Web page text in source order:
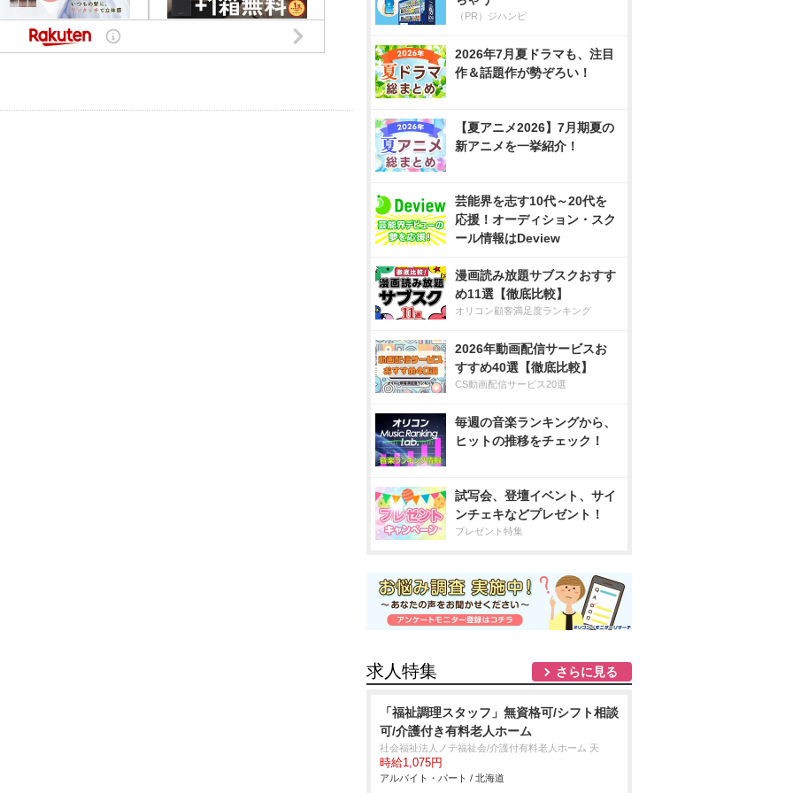
（PR）ジハンピ
2026年7月夏ドラマも、注目
作＆話題作が勢ぞろい！
【夏アニメ2026】7月期夏の
新アニメを一挙紹介！
芸能界を志す10代～20代を
応援！オーディション・スク
ール情報はDeview
漫画読み放題サブスクおすす
め11選【徹底比較】
オリコン顧客満足度ランキング
2026年動画配信サービスお
すすめ40選【徹底比較】
CS動画配信サービス20選
毎週の音楽ランキングから、
ヒットの推移をチェック！
試写会、登壇イベント、サイ
ンチェキなどプレゼント！
プレゼント特集
求人特集 さらに見る
「福祉調理スタッフ」無資格可/シフト相談
可/介護付き有料老人ホーム
社会福祉法人ノテ福祉会/介護付有料老人ホーム 天
時給1,075円
アルバイト・パート / 北海道